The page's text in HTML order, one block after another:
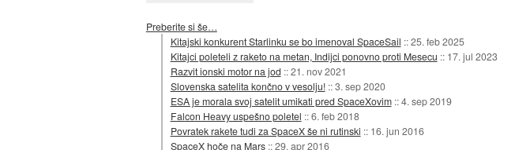
Preberite si še…
Kitajski konkurent Starlinku se bo imenoval SpaceSail ::25. feb 2025
Kitajci poleteli z raketo na metan, Indijci ponovno proti Mesecu :: 17. jul 2023
Razvit ionski motor na jod ::21. nov 2021
Slovenska satelita končno v vesolju! ::3. sep 2020
ESA je morala svoj satelit umikati pred SpaceXovim ::4. sep 2019
Falcon Heavy uspešno poletel ::6. feb 2018
Povratek rakete tudi za SpaceX še ni rutinski :: 16. jun 2016
SpaceX hoče na Mars ::29. apr 2016